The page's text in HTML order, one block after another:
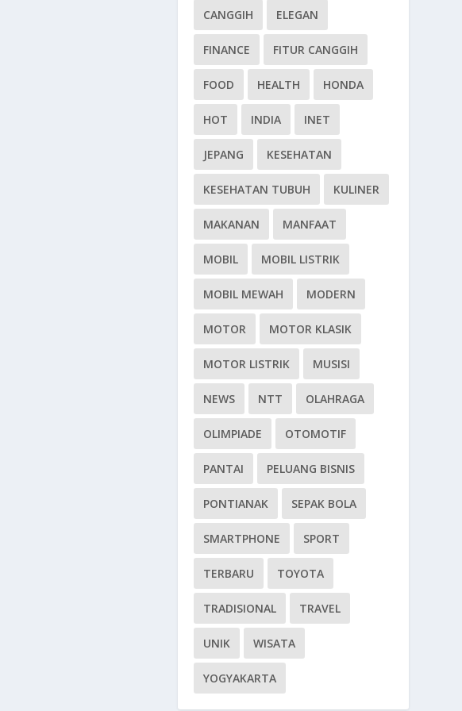
CANGGIH ELEGAN
FINANCE FITUR CANGGIH
FOOD HEALTH HONDA
HOT INDIA INET
JEPANG KESEHATAN
KESEHATAN TUBUH KULINER
MAKANAN MANFAAT
MOBIL MOBIL LISTRIK
MOBIL MEWAH MODERN
MOTOR MOTOR KLASIK
MOTOR LISTRIK MUSISI
NEWS NTT OLAHRAGA
OLIMPIADE OTOMOTIF
PANTAI PELUANG BISNIS
PONTIANAK SEPAK BOLA
SMARTPHONE SPORT
TERBARU TOYOTA
TRADISIONAL TRAVEL
UNIK WISATA
YOGYAKARTA